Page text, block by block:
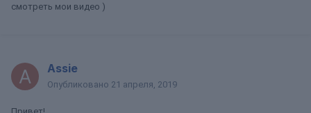
смотреть мои видео )
Assie
Опубликовано 21 апреля, 2019